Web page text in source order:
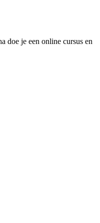
doe je een online cursus en